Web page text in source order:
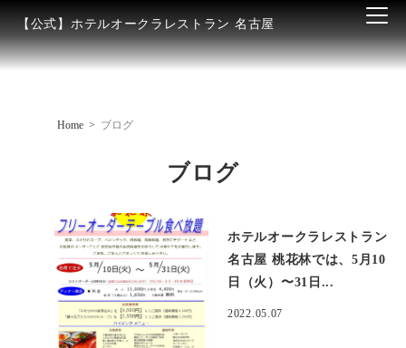
【公式】ホテルオークラレストラン 名古屋
Home ブログ
ブログ
ホテルオークラレストラン
名古屋 桃花林では、5月10
日（火）〜31日...
2022.05.07